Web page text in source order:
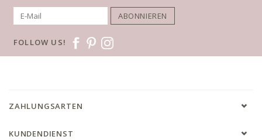
ABONNIEREN
FOLLOW US!
ZAHLUNGSARTEN
KUNDENDIENST